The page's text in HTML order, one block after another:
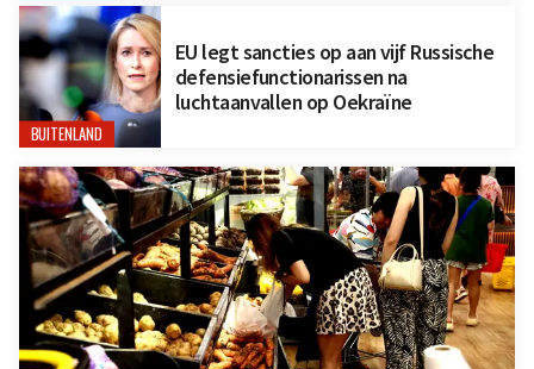
BUITENLAND
EU legt sancties op aan vijf Russische
defensiefunctionarissen na
luchtaanvallen op Oekraïne